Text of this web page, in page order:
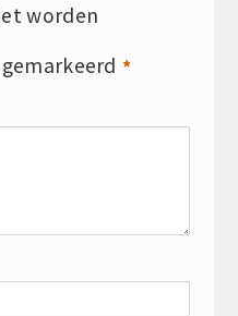
worden
*